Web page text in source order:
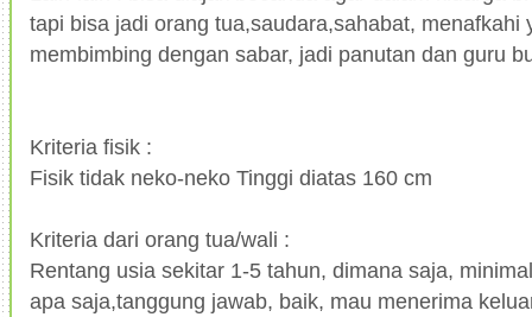
tapi bisa jadi orang tua,saudara,sahabat, menafkahi
membimbing dengan sabar, jadi panutan dan guru
Kriteria fisik :
Fisik tidak neko-neko Tinggi diatas 160 cm
Kriteria dari orang tua/wali :
Rentang usia sekitar 1-5 tahun, dimana saja,
apa saja,tanggung jawab, baik, mau menerima